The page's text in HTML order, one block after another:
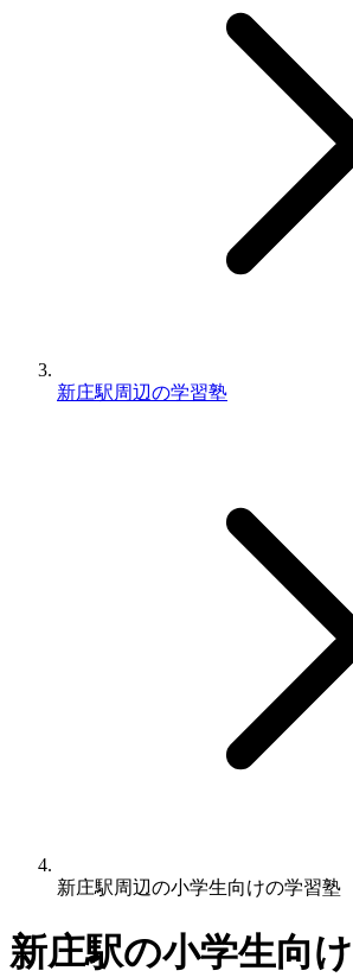
新庄駅周辺の学習塾
新庄駅周辺の小学生向けの学習塾
新庄駅の小学生向